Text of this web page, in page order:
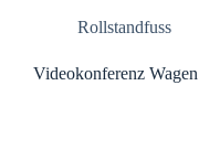
Rollstandfuss
Videokonferenz Wagen